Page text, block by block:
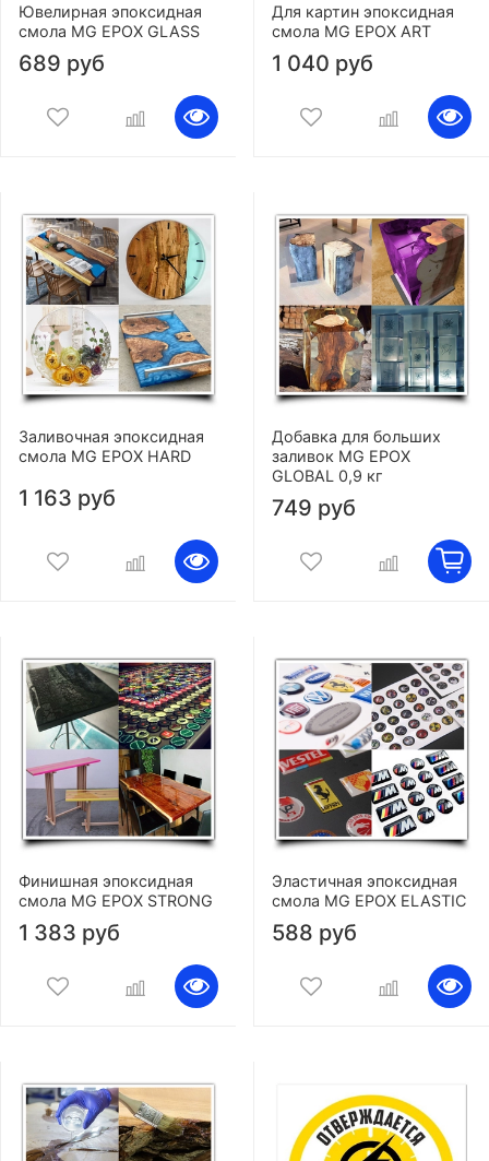
Ювелирная эпоксидная
смола MG EPOX GLASS
689 руб
Для картин эпоксидная
смола MG EPOX ART
1 040 руб
Заливочная эпоксидная
смола MG EPOX HARD
1 163 руб
Добавка для больших
заливок MG EPOX
GLOBAL 0,9 кг
749 руб
Финишная эпоксидная
смола MG EPOX STRONG
1 383 руб
Эластичная эпоксидная
смола MG EPOX ELASTIC
588 руб